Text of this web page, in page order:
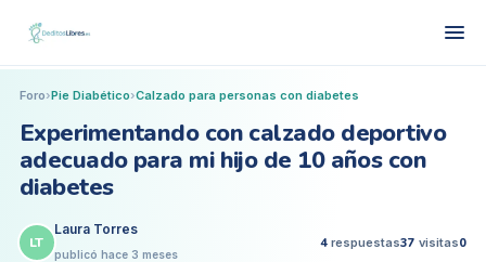
Foro›Pie Diabético›Calzado para personas con diabetes
Experimentando con calzado deportivo
adecuado para mi hijo de 10 años con
diabetes
LT
Laura Torres
publicó hace 3 meses
4 respuestas37 visitas0